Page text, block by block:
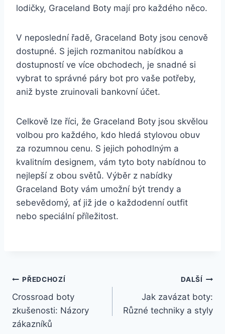
lodičky, Graceland ​Boty ​mají pro každého něco.
V neposlední ⁢řadě,‍ Graceland Boty jsou cenově
dostupné. S jejich rozmanitou nabídkou a
dostupností​ ve více⁢ obchodech, ‍je ‍snadné si
⁤vybrat to správné‍ páry ⁤bot pro vaše potřeby,
aniž⁣ byste zruinovali bankovní účet.
Celkově lze říci, že‌ Graceland Boty jsou skvělou
volbou pro⁢ každého, kdo hledá⁤ stylovou obuv
za rozumnou cenu. S jejich pohodlným a⁤
kvalitním designem,​ vám tyto‌ boty nabídnou to
nejlepší z ⁣obou světů. Výběr z nabídky
‍Graceland Boty vám⁣ umožní být trendy a
sebevědomý, ať ‌již jde ‍o každodenní outfit
⁢nebo speciální příležitost.
Navigace
pro
příspěvek
PŘEDCHOZÍ
Crossroad boty
zkušenosti: Názory
zákazníků
DALŠÍ
Jak zavázat boty:
Různé techniky a styly